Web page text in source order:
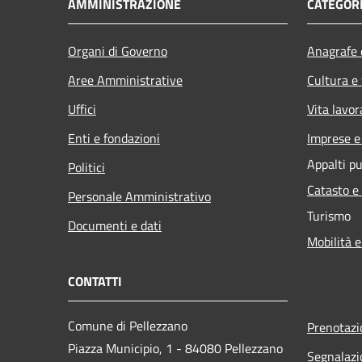
Organi di Governo
Aree Amministrative
Uffici
Enti e fondazioni
Politici
Personale Amministrativo
Documenti e dati
Cultura
Vita
Imprese
Appalti
Catasto
Turismo
Mobilità
CONTATTI
Comune di Pellezzano
Piazza Municipio, 1 - 84080 Pellezzano